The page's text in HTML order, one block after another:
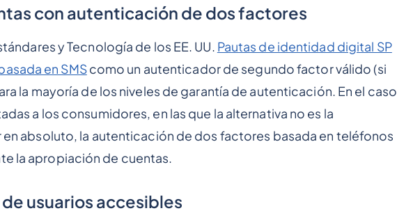
con autenticación de dos factores
y Tecnología de los EE. UU. Pautas de identidad digital SP
en SMScomo un autenticador de segundo factor válido (si
la mayoría de los niveles de garantía de autenticación. En el caso
a los consumidores, en las que la alternativa no es la
absoluto, la autenticación de dos factores basada en teléfonos
la apropiación de cuentas.
usuarios accesibles